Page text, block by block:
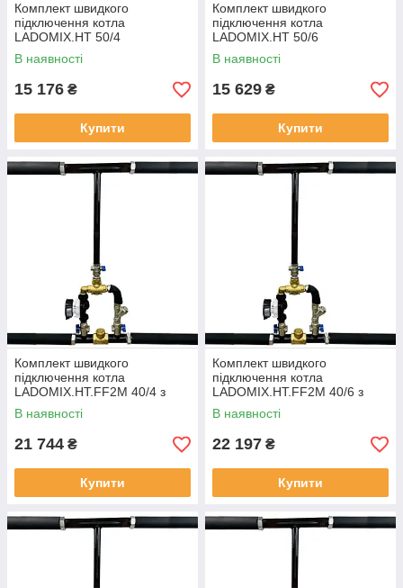
Комплект швидкого
підключення котла
LADOMIX.HT 50/4
термозмішувальний вузол
55°C, Dn50 (2") KVANT
В наявності
15 176 ₴
Купити
Комплект швидкого
підключення котла
LADOMIX.HT 50/6
термозмішувальний вузол
55°C, Dn50 (2") KVANT
В наявності
15 629 ₴
Купити
Комплект швидкого
підключення котла
LADOMIX.HT.FF2M 40/4 з
гнучкими шлангами,
змішувальний вузол 55°C,
В наявності
21 744 ₴
Купити
Комплект швидкого
підключення котла
LADOMIX.HT.FF2M 40/6 з
гнучкими шлангами,
змішувальний вузол 55°C,
В наявності
22 197 ₴
Купити